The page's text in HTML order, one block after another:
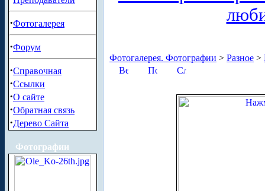
·Фотогалерея
·Форум
·Справочная
·Ссылки
·О сайте
·Обратная связь
·Дерево Сайта
Фотографии
Фотогалерея. Фотографии > Разное >